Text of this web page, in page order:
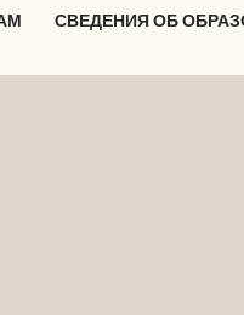
СВЕДЕНИЯ ОБ